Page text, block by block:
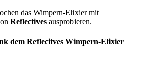
das Wimpern-Elixier mit
Reflectives ausprobieren.
dem Reflecitves Wimpern-Elixier